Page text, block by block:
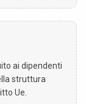
ai dipendenti
struttura
Ue.